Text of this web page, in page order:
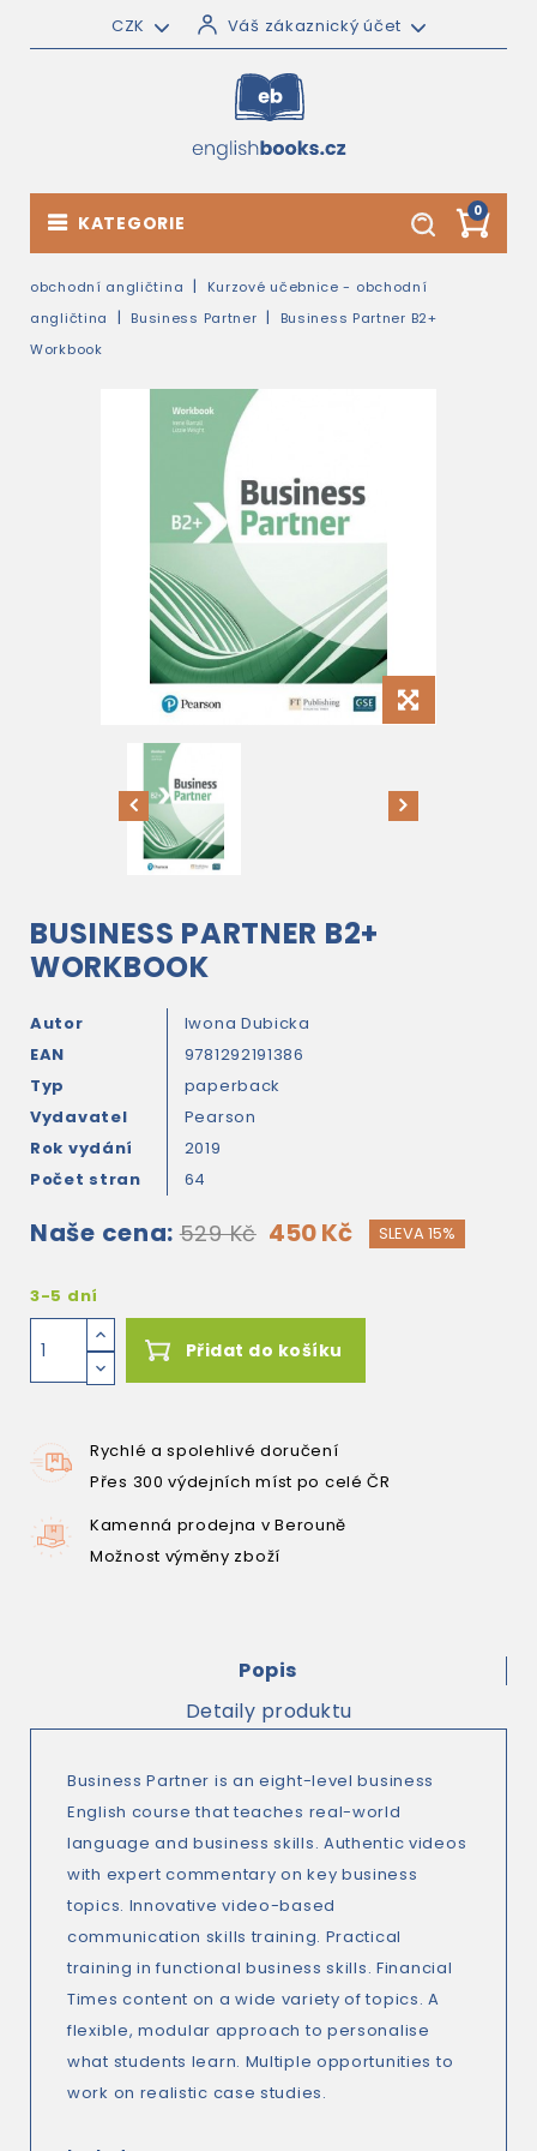
CZK Váš zákaznický účet
0
KATEGORIE
obchodní angličtina
Kurzové učebnice - obchodní
angličtina
Business Partner
Business Partner B2+
Workbook
BUSINESS PARTNER B2+
WORKBOOK
Autor
Iwona Dubicka
EAN
9781292191386
Typ
paperback
Vydavatel
Pearson
Rok vydání
2019
Počet stran
64
Naše cena: 529 Kč 450 Kč SLEVA 15%
3-5 dní
Přidat do košíku
Rychlé a spolehlivé doručení
Přes 300 výdejních míst po celé ČR
Kamenná prodejna v Berouně
Možnost výměny zboží
Popis
Detaily produktu
Business Partner is an eight-level business
English course that teaches real-world
language and business skills. Authentic videos
with expert commentary on key business
topics. Innovative video-based
communication skills training. Practical
training in functional business skills. Financial
Times content on a wide variety of topics. A
flexible, modular approach to personalise
what students learn. Multiple opportunities to
work on realistic case studies.